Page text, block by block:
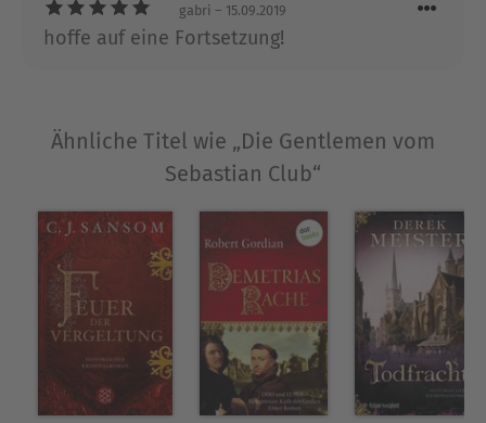
gabri – 15.09.2019
hoffe auf eine Fortsetzung!
Ähnliche Titel wie „Die Gentlemen vom
Sebastian Club“